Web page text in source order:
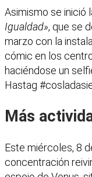
Asimismo se inició
Igualdad», que se
marzo con la
cómic en los
haciéndose un
Hastag
Más
Este miércoles, 8
concentración